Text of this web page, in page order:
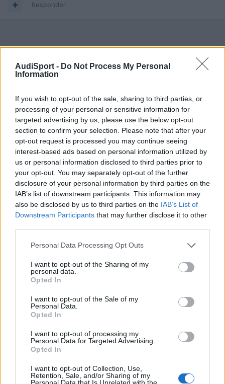
AudiSport - Do Not Process My Personal
Information
If you wish to opt-out of the sale, sharing to third parties, or
processing of your personal or sensitive information for
targeted advertising by us, please use the below opt-out
section to confirm your selection. Please note that after your
opt-out request is processed you may continue seeing
interest-based ads based on personal information utilized by
us or personal information disclosed to third parties prior to
your opt-out. You may separately opt-out of the further
disclosure of your personal information by third parties on the
IAB’s list of downstream participants. This information may
also be disclosed by us to third parties on the IAB’s List of
Downstream Participants that may further disclose it to other
Personal Data Processing Opt Outs
I want to opt-out of the Sharing of my
personal data.
Opted In
I want to opt-out of the Sale of my
Personal Data.
Opted In
I want to opt-out of processing my
Personal Data for Targeted Advertising.
Opted In
I want to opt-out of Collection, Use,
Retention, Sale, and/or Sharing of my
Personal Data that Is Unrelated with the
Responder
Carlisu84
En 10/10/2024 a las 19:01,
Buenas era para saber si solo se puede resetear la
inspección con ordenador o también se puede hacer desde